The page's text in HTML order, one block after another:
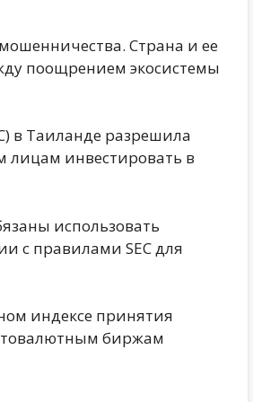
Страна и ее
поощрением экосистемы
в Таиланде разрешила
лицам инвестировать в
использовать
с правилами SEC для
индексе принятия
биржам